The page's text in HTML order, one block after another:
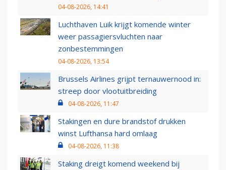
04-08-2026, 14:41
Luchthaven Luik krijgt komende winter
weer passagiersvluchten naar
zonbestemmingen
04-08-2026, 13:54
Brussels Airlines grijpt ternauwernood in:
streep door vlootuitbreiding
04-08-2026, 11:47
Stakingen en dure brandstof drukken
winst Lufthansa hard omlaag
04-08-2026, 11:38
Staking dreigt komend weekend bij